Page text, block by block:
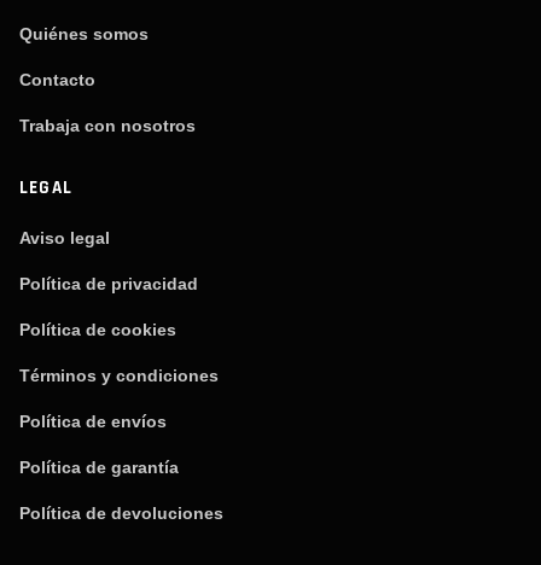
Quiénes somos
Contacto
Trabaja con nosotros
LEGAL
Aviso legal
Política de privacidad
Política de cookies
Términos y condiciones
Política de envíos
Política de garantía
Política de devoluciones